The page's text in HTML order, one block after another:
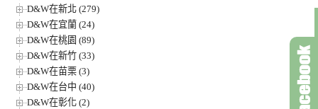
D&W在新北 (279)
D&W在宜蘭 (24)
D&W在桃園 (89)
D&W在新竹 (33)
D&W在苗栗 (3)
D&W在台中 (40)
D&W在彰化 (2)